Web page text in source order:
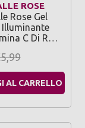
ROSE
Rose Gel
Illuminante
C Di R…
AL CARRELLO